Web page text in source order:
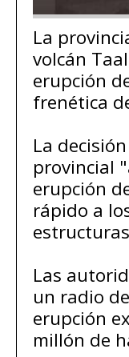
La
volcán
erupción
frenética
La
provincial
erupción
rápido a
Las
un radio
erupción
millón de